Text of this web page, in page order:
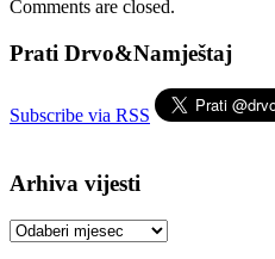
Comments are closed.
Prati Drvo&Namještaj
Subscribe via RSS
Arhiva vijesti
Arhiva